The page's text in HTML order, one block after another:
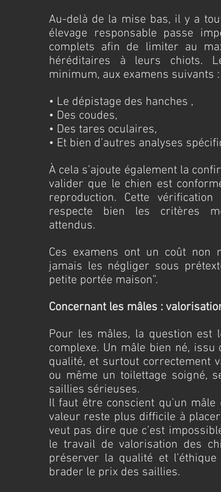
Au-delà de la mise bas, il y a
élevage responsable passe
complets afin de limiter au
héréditaires à leurs chiots.
minimum, aux examens suivants :
• Le dépistage des hanches ,
• Des coudes,
• Des tares oculaires,
• Et bien d’autres analyses
À cela s’ajoute également la
valider que le chien est
reproduction. Cette
respecte bien les critères
attendus.
Ces examens ont un coût non
jamais les négliger sous
petite portée maison”.
Concernant les mâles :
Pour les mâles, la question est
complexe. Un mâle bien né,
qualité, et surtout correctement
ou même un toilettage soigné,
saillies sérieuses.
Il faut être conscient qu’un
valeur reste plus difficile à
veut pas dire que c’est
le travail de valorisation des
préserver la qualité et
brader le prix des saillies.